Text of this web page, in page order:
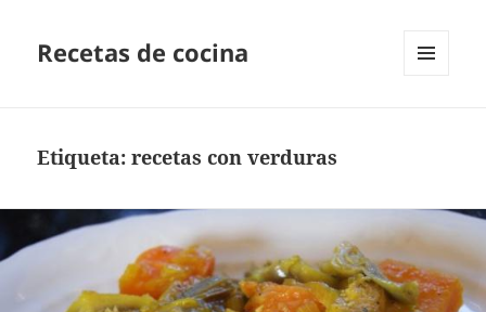
Recetas de cocina
Etiqueta:recetas con verduras